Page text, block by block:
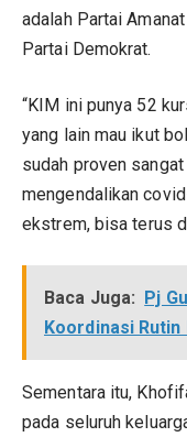
adalah Partai
Partai Demokrat.
“KIM ini punya 52
yang lain mau ikut
sudah proven
mengendalikan
ekstrem, bisa terus
Baca Juga:
Pj
Koordinasi Rutin
Sementara itu,
pada seluruh